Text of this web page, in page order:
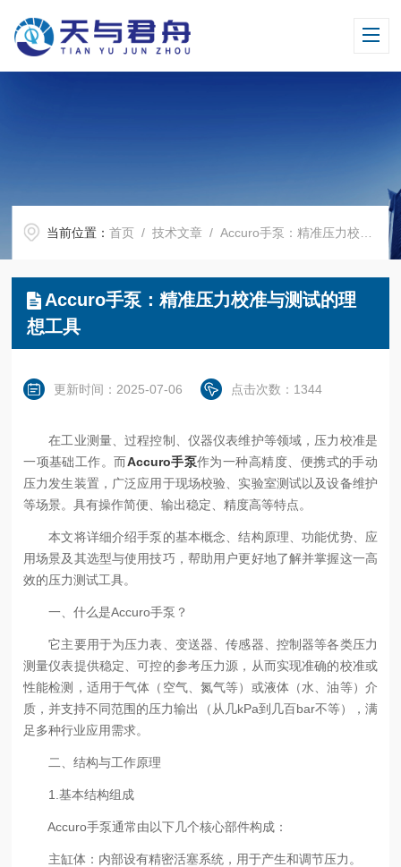
当前位置：首页 /技术文章 / Accuro手泵：精准压力校准与测试的理想工具
Accuro手泵：精准压力校准与测试的理
想工具
更新时间：2025-07-06 点击次数：1344
在工业测量、过程控制、仪器仪表维护等领域，压力校准是
一项基础工作。而Accuro手泵作为一种高精度、便携式的手动
压力发生装置，广泛应用于现场校验、实验室测试以及设备维护
等场景。具有操作简便、输出稳定、精度高等特点。
本文将详细介绍手泵的基本概念、结构原理、功能优势、应
用场景及其选型与使用技巧，帮助用户更好地了解并掌握这一高
效的压力测试工具。
一、什么是Accuro手泵？
它主要用于为压力表、变送器、传感器、控制器等各类压力
测量仪表提供稳定、可控的参考压力源，从而实现准确的校准或
性能检测，适用于气体（空气、氮气等）或液体（水、油等）介
质，并支持不同范围的压力输出（从几kPa到几百bar不等），满
足多种行业应用需求。
二、结构与工作原理
1.基本结构组成
Accuro手泵通常由以下几个核心部件构成：
主缸体：内部设有精密活塞系统，用于产生和调节压力。